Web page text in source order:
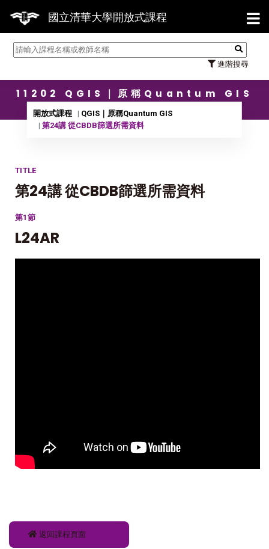
國立清華大學開放式課程
進階搜尋
【
11202 QGIS｜原稱Quantum GIS
開放式課程
QGIS｜原稱Quantum GIS
第24講 從CBDB篩選所需資料
TITLE
第24講 從CBDB篩選所需資料
第1節
L24AR
返回課程頁面